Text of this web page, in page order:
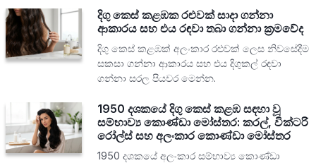
දිගු කෙස් කළඹක රළුවක් සාදා ගන්නා
ආකාරය සහ එය රඳවා තබා ගන්නා ක්‍රමවේද
දිගු කෙස් කළඹක් අලංකාර රළුවක් ලෙස නිවසේදීම
සකසා ගන්නා ආකාරය සහ එය දිගුකල් රඳවා
ගන්නා සරල පියවර මෙන්න.
1950 දශකයේ දිගු කෙස් කළඹ සඳහා වූ
සම්භාව්‍ය කොණ්ඩා මෝස්තර: කරල්, වික්ටරි
රෝල්ස් සහ අලංකාර කොණ්ඩා මෝස්තර
1950 දශකයේ අලංකාර සම්භාව්‍ය කොණ්ඩා